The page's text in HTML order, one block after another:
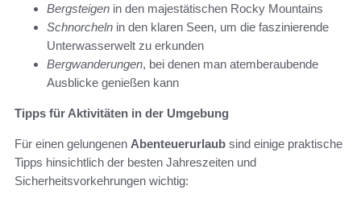
Bergsteigen in den majestätischen Rocky Mountains
Schnorcheln in den klaren Seen, um die faszinierende
Unterwasserwelt zu erkunden
Bergwanderungen, bei denen man atemberaubende
Ausblicke genießen kann
Tipps für Aktivitäten in der Umgebung
Für einen gelungenen Abenteuerurlaub sind einige praktische
Tipps hinsichtlich der besten Jahreszeiten und
Sicherheitsvorkehrungen wichtig: